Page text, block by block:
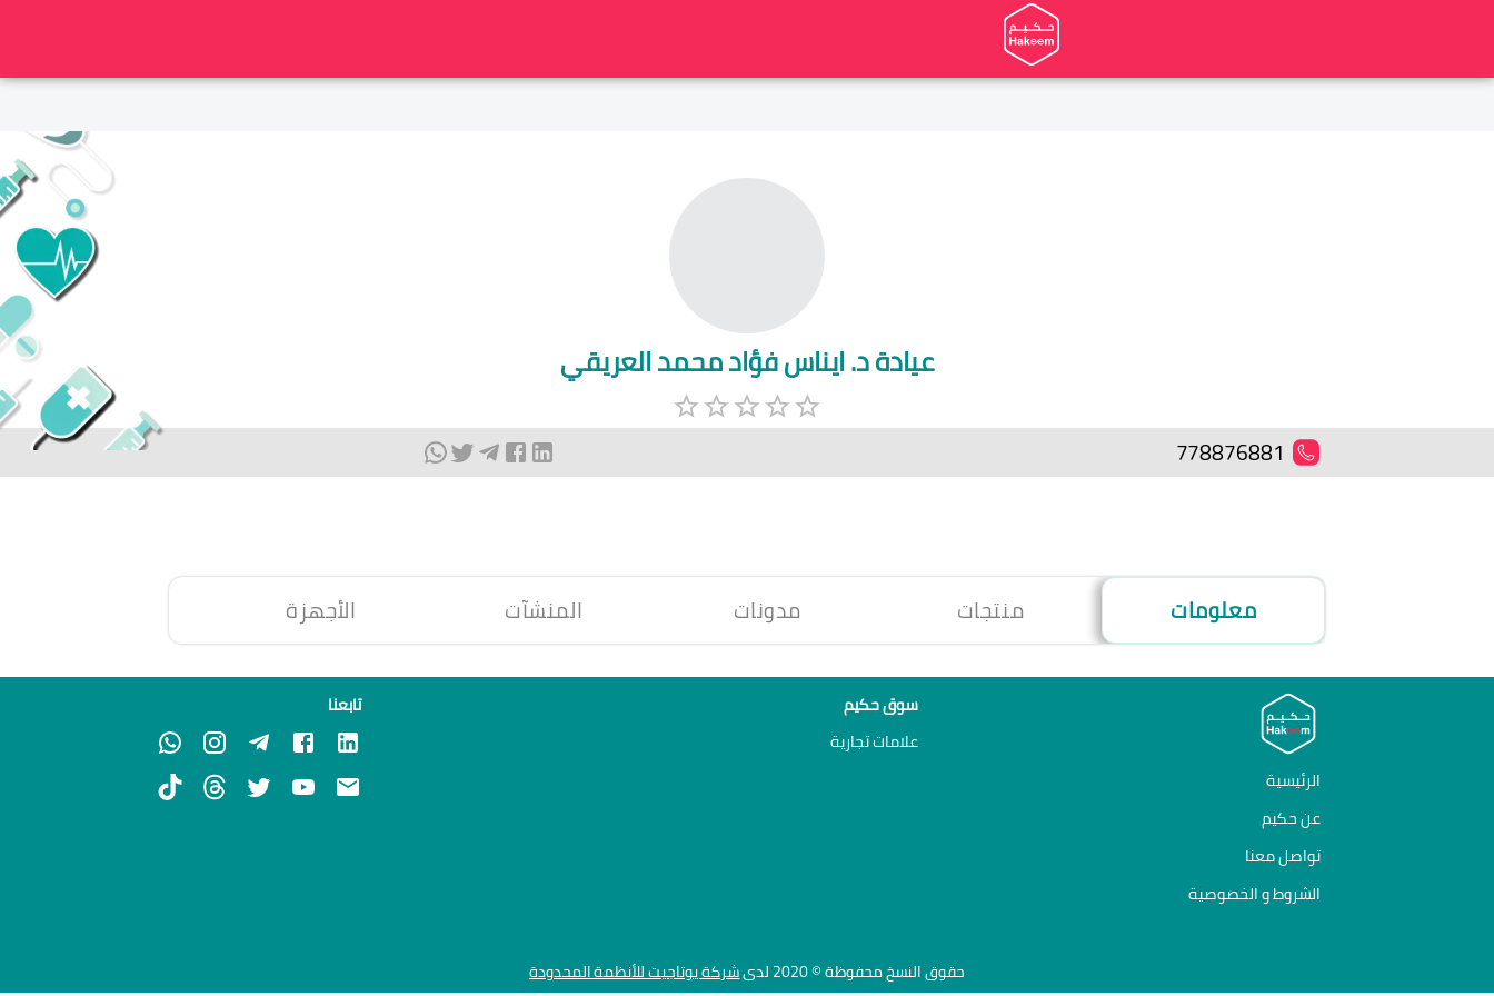
عيادة د. ايناس فؤاد محمد العريقي
778876881
معلومات منتجات مدونات المنشآت الأجهزة
الرئيسية
عن حكيم
تواصل معنا
الشروط و الخصوصية
سوق حكيم
علامات تجارية
تابعنا
حقوق النسخ محفوظة © 2020 لدى شركة يوتاجيت للأنظمة المحدودة